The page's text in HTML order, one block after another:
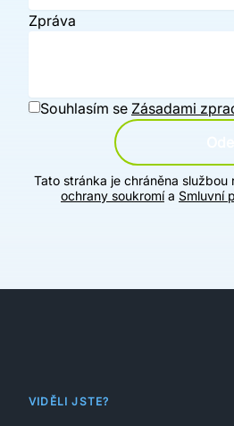
Zpráva
Souhlasím se Zásadami
Tato stránka je chráněna službou
ochrany soukromía Smluvní
VIDĚLI JSTE?